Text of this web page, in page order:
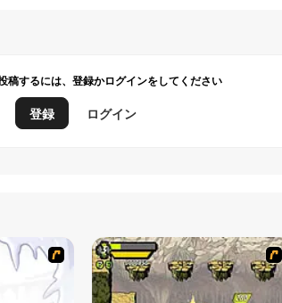
稿するには、登録かログインをしてください
登録 ログイン